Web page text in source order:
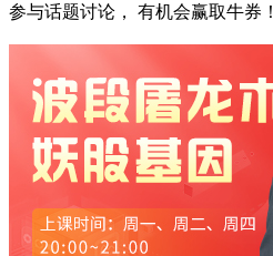
参与话题讨论， 有机会赢取牛券！